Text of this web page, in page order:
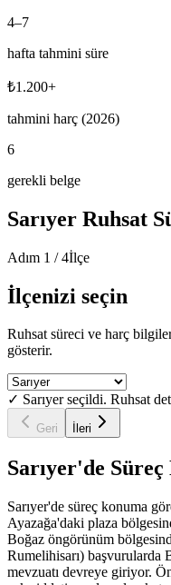
4–7
hafta tahmini süre
₺1.200+
tahmini harç (2026)
6
gerekli belge
Sarıyer Ruhsat
Adım 1 /4İlçe
İlçenizi seçin
Ruhsat süreci ve harç
gösterir.
✓ Sarıyerseçildi. Ruhsat
Geri İleri
Sarıyer'de Süreç
Sarıyer'de süreç konuma
Ayazağa'daki plaza
Boğaz öngörünüm
Rumelihisarı)
mevzuatı devreye giriyor.